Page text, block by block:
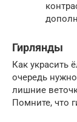
Гирлянды
Как украсить
очередь
лишние
Помните, что